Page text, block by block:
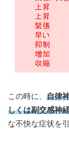
この時に、 自律
しくは副交感神
な不快な症状を